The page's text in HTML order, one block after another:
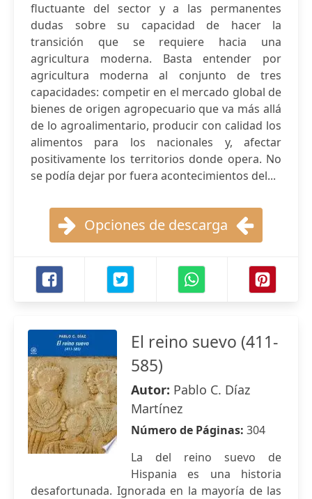
fluctuante del sector y a las permanentes
dudas sobre su capacidad de hacer la
transición que se requiere hacia una
agricultura moderna. Basta entender por
agricultura moderna al conjunto de tres
capacidades: competir en el mercado global de
bienes de origen agropecuario que va más allá
de lo agroalimentario, producir con calidad los
alimentos para los nacionales y, afectar
positivamente los territorios donde opera. No
se podía dejar por fuera acontecimientos del...
Opciones de descarga
El reino suevo (411-
585)
Autor: Pablo C. Díaz
Martínez
Número de Páginas: 304
La del reino suevo de
Hispania es una historia
desafortunada. Ignorada en la mayoría de las